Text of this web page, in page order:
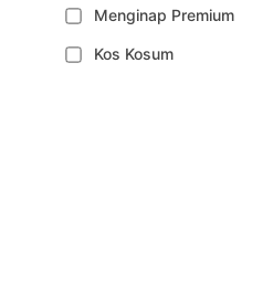
Menginap Premium
Kos Kosum